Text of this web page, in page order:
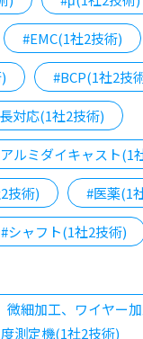
#EMC(1社2技術)
#BCP(1社2技
対応(1社2技術)
ルミダイキャスト(1
技術) #医薬(1
#シャフト(1社2技術)
細加工、ワイヤー
測定機(1社2技術)